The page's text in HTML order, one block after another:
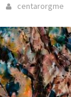
centarorgme